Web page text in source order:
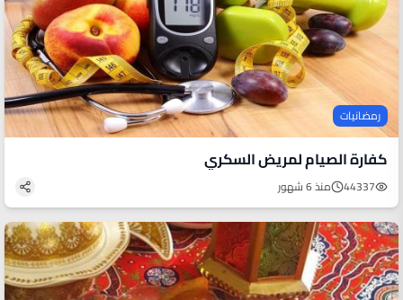
رمضانيات
كفارة الصيام لمريض السكري
44337 منذ 6 شهور